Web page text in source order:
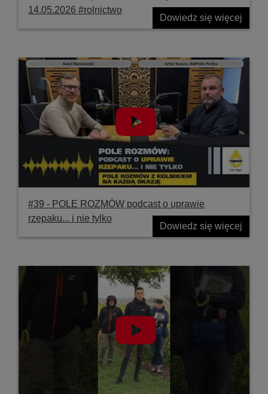
14.05.2026 #rolnictwo
Dowiedz się więcej
#39 ‐ POLE ROZMÓW podcast o uprawie
rzepaku... i nie tylko
Dowiedz się więcej